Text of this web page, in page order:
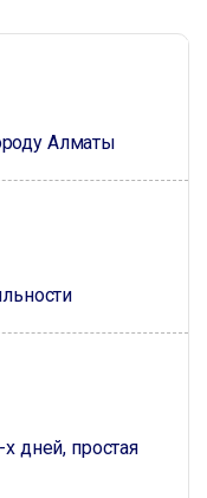
Алматы
дней, простая